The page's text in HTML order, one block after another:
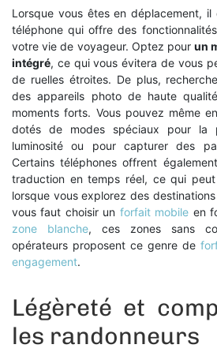
Lorsque vous êtes en déplacement, il
téléphone qui offre des
votre vie de voyageur. Optez pourun
intégré, ce qui vous évitera de vous
de ruelles étroites. De plus,
des appareils photo de haute
moments forts. Vous pouvez même
dotés de modes spéciaux pour la
luminosité ou pour capturer des
Certains téléphones offrent
traduction en temps réel, ce qui
lorsque vous explorez des
vous faut choisir un forfait mobile en
zone blanche, ces zones sans
opérateurs proposent ce genre de
engagement.
Légèreté et
les randonneurs